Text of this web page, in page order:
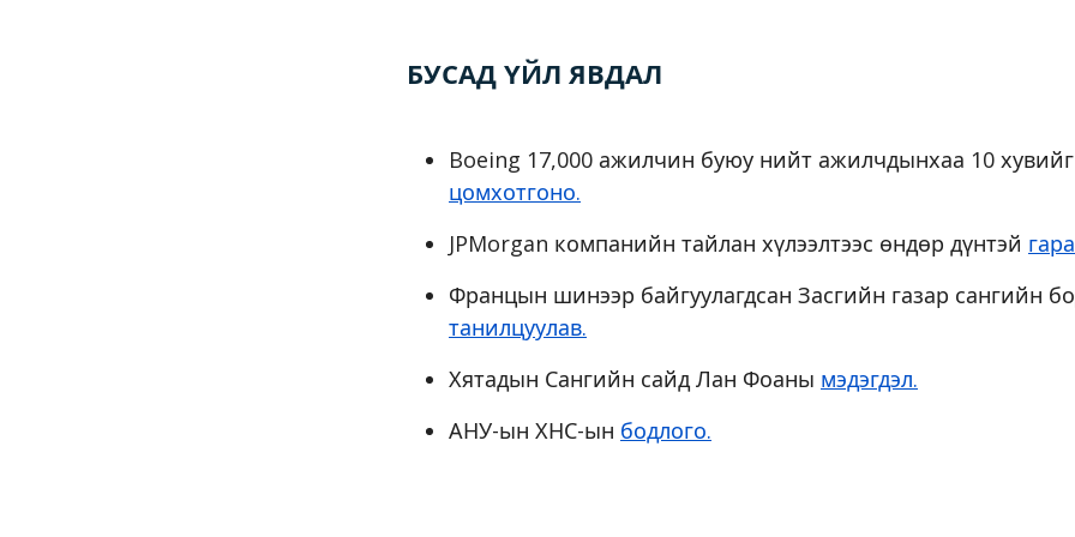
БУСАД ҮЙЛ ЯВДАЛ
Boeing 17,000 ажилчин буюу нийт ажилчдынхаа 10 хувийг
цомхотгоно.
JPMorgan компанийн тайлан хүлээлтээс өндөр дүнтэй
Францын шинээр байгуулагдсан Засгийн газар сангийн
танилцуулав.
Хятадын Сангийн сайд Лан Фоаны мэдэгдэл.
АНУ-ын ХНС-ын бодлого.